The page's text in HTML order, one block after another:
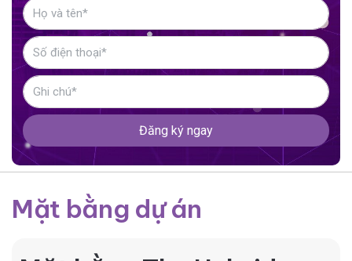
Đăng ký ngay
Mặt bằng dự án